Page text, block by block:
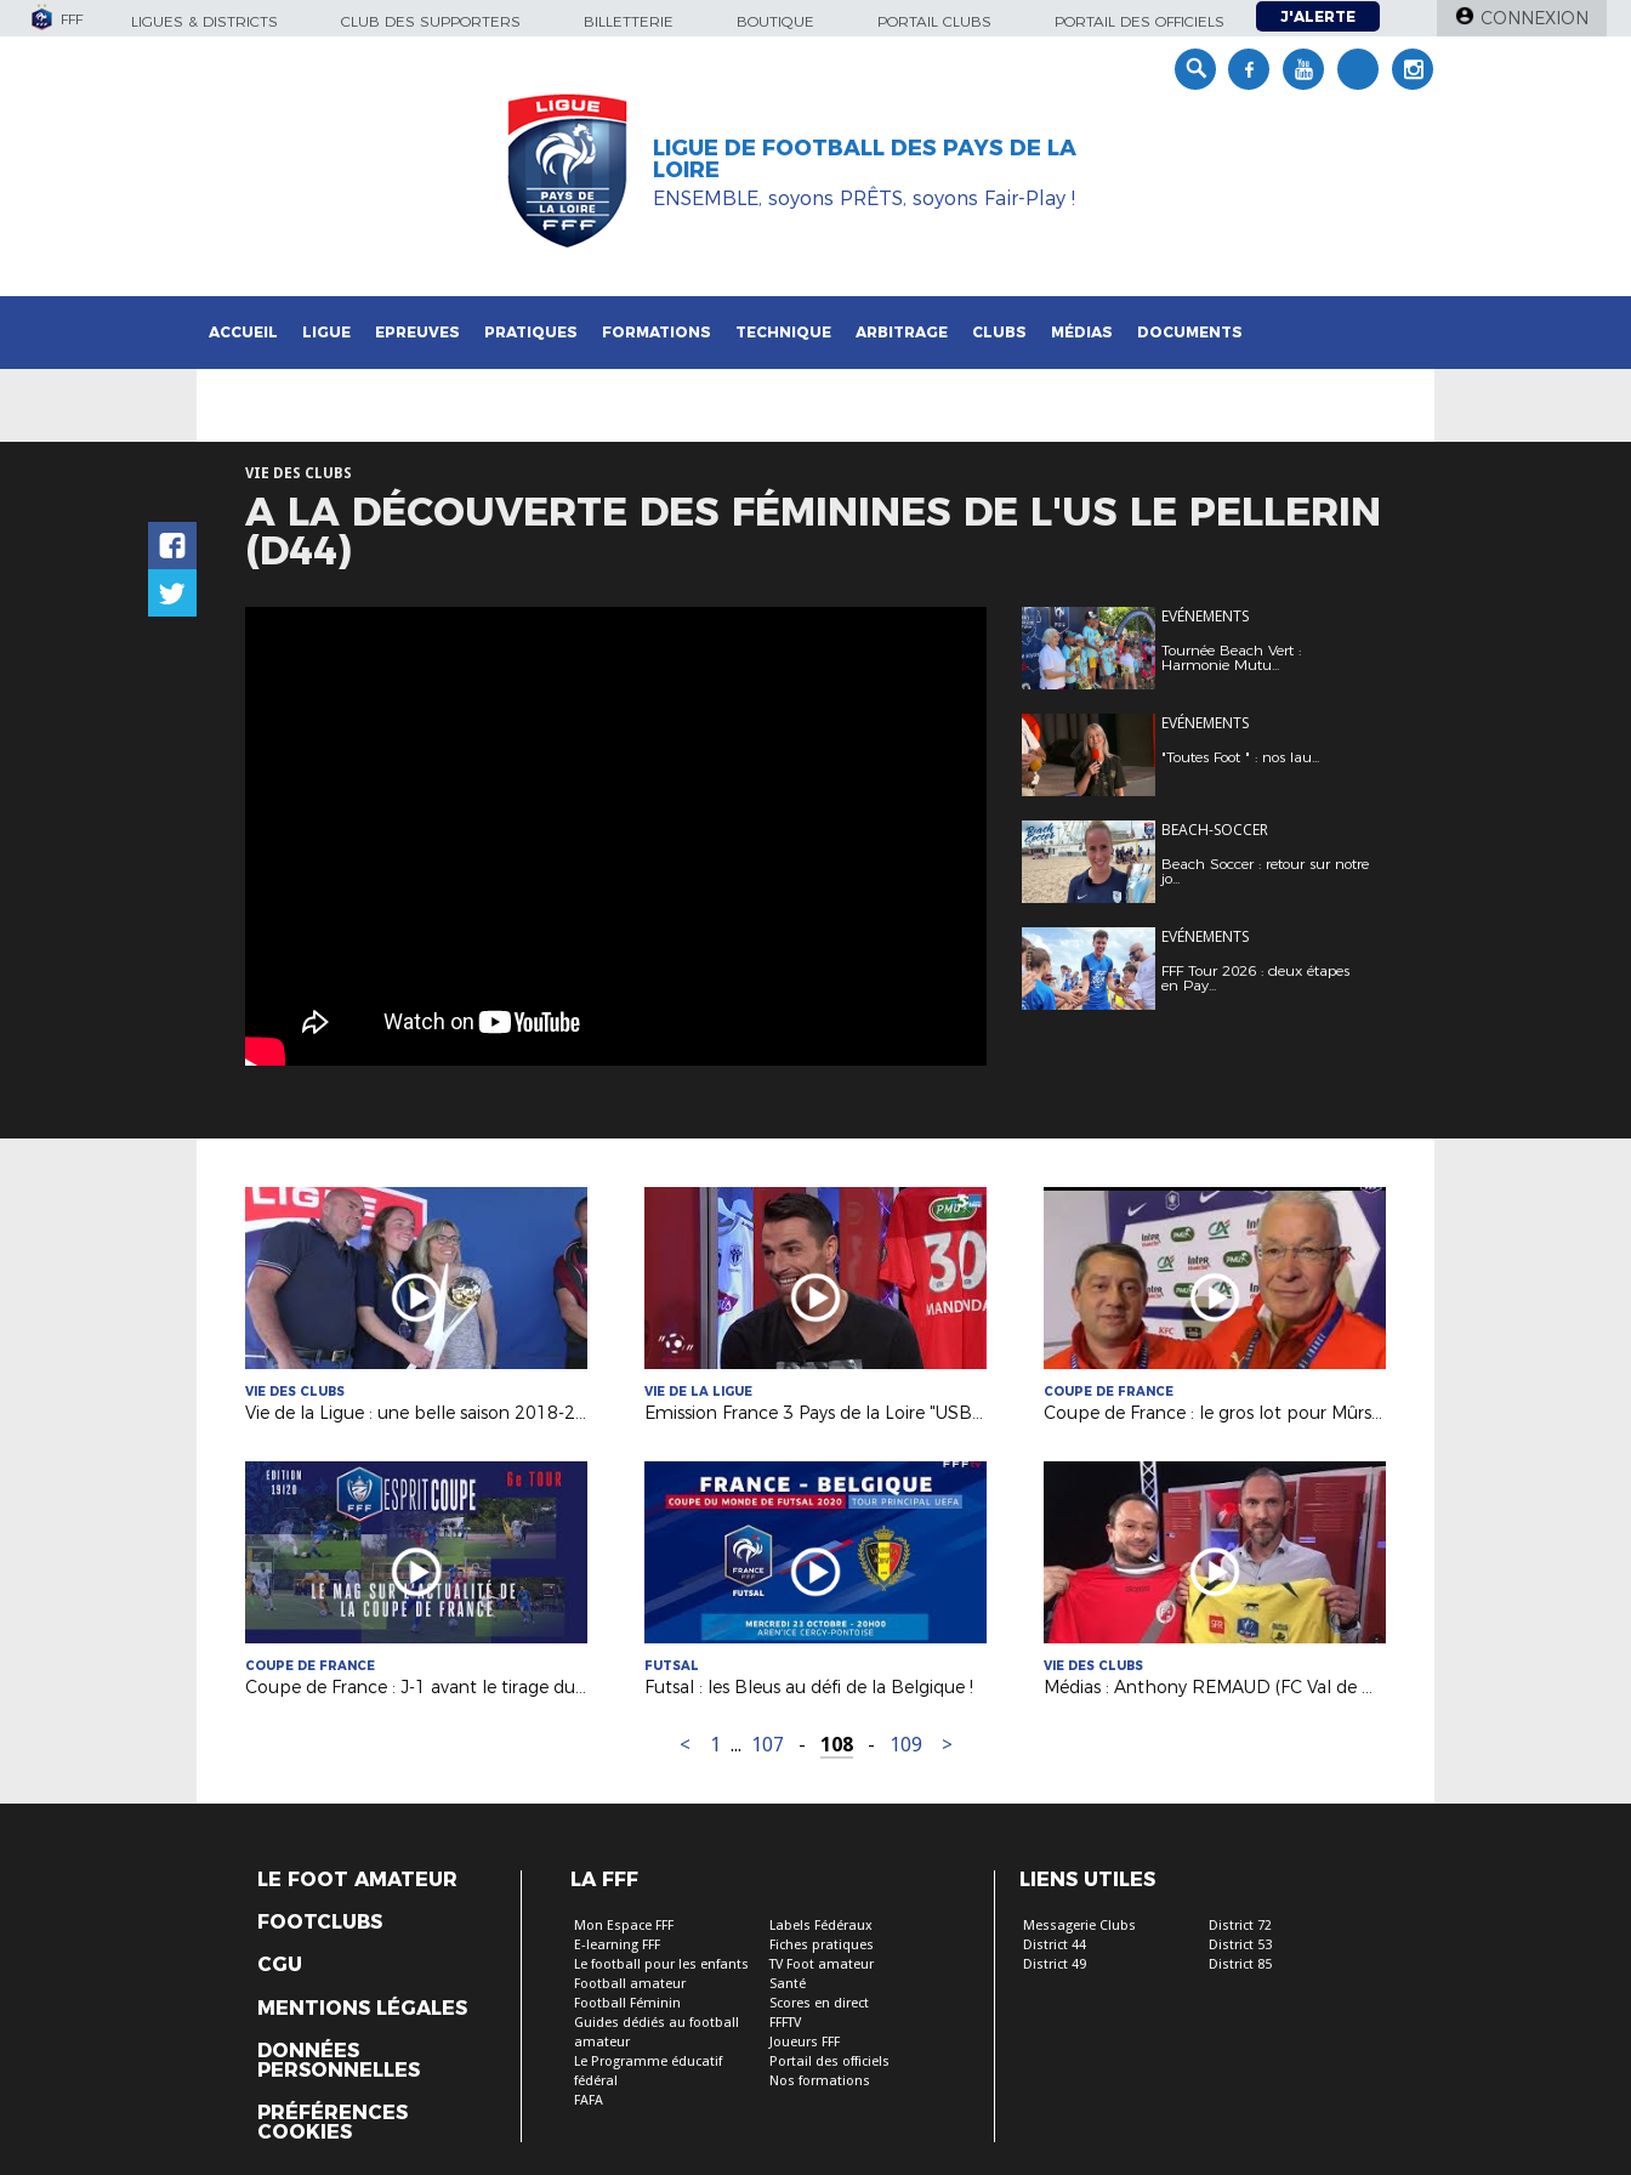
FFF LIGUES & DISTRICTS CLUB DES SUPPORTERS BILLETTERIE BOUTIQUE PORTAIL CLUBS PORTAIL DES OFFICIELS J'ALERTE CONNEXION
LIGUE DE FOOTBALL DES PAYS DE LA
LOIRE
ENSEMBLE, soyons PRÊTS, soyons Fair-Play !
ACCUEIL LIGUE EPREUVES PRATIQUES FORMATIONS TECHNIQUE ARBITRAGE CLUBS MÉDIAS DOCUMENTS
VIE DES CLUBS
A LA DÉCOUVERTE DES FÉMININES DE L'US LE PELLERIN
(D44)
EVÉNEMENTS
Tournée Beach Vert :
Harmonie Mutu...
EVÉNEMENTS
"Toutes Foot " : nos lau...
BEACH-SOCCER
Beach Soccer : retour sur notre
jo...
EVÉNEMENTS
FFF Tour 2026 : deux étapes
en Pay...
VIE DES CLUBS
Vie de la Ligue : une belle saison 2018-2019 !
VIE DE LA LIGUE
Emission France 3 Pays de la Loire "USB Foot" #40
COUPE DE FRANCE
Coupe de France : le gros lot pour Mûrs-Erigné (R2)
COUPE DE FRANCE
Coupe de France : J-1 avant le tirage du 7e tour !
FUTSAL
Futsal : les Bleus au défi de la Belgique !
VIE DES CLUBS
Médias : Anthony REMAUD (FC Val de Moine) invité de France 3 !
< 1 ... 107 - 108 - 109 >
LE FOOT AMATEUR
FOOTCLUBS
CGU
MENTIONS LÉGALES
DONNÉES
PERSONNELLES
PRÉFÉRENCES
COOKIES
LA FFF
Mon Espace FFF
E-learning FFF
Le football pour les enfants
Football amateur
Football Féminin
Guides dédiés au football
amateur
Le Programme éducatif
fédéral
FAFA
Labels Fédéraux
Fiches pratiques
TV Foot amateur
Santé
Scores en direct
FFFTV
Joueurs FFF
Portail des officiels
Nos formations
LIENS UTILES
Messagerie Clubs
District 44
District 49
District 72
District 53
District 85